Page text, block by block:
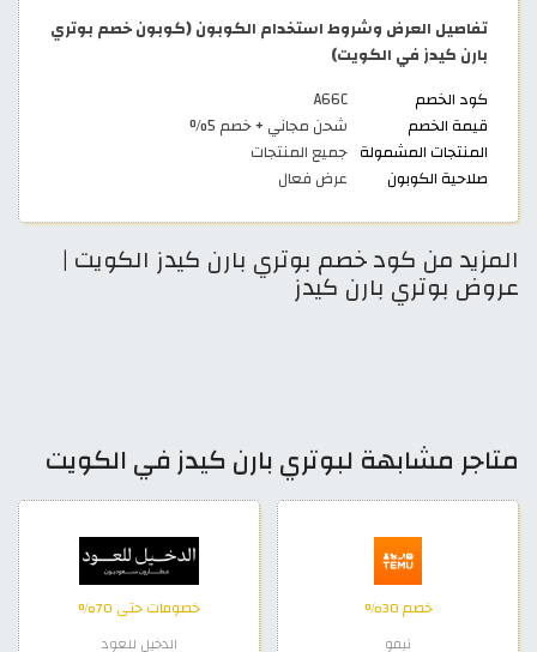
تفاصيل العرض وشروط استخدام الكوبون (كوبون خصم بوتري
بارن كيدز في الكويت)
كود الخصم
A66C
قيمة الخصم
شحن مجاني + خصم 5%
المنتجات المشمولة جميع المنتجات
صلاحية الكوبون
عرض فعال
المزيد من كود خصم بوتري بارن كيدز الكويت |
عروض بوتري بارن كيدز
متاجر مشابهة لبوتري بارن كيدز في الكويت
خصم 30%
تيمو
خصومات حتى 70%
الدخيل للعود